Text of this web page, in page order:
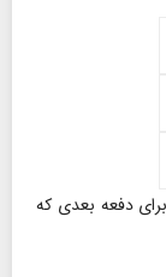
دفعه بعدی که